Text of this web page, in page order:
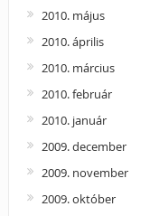
2010. május
2010. április
2010. március
2010. február
2010. január
2009. december
2009. november
2009. október